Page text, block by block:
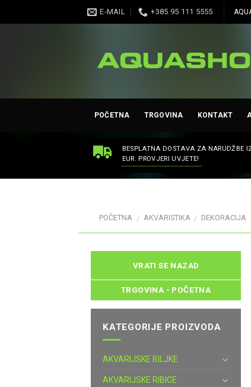
to
E-MAIL +385 95 111 5555
POČETNA TRGOVINA KONTAKT
BESPLATNA DOSTAVA ZA NARUDŽBE
EUR. PROVJERI UVJETE!
POČETNA / AKVARISTIKA / DEKORACIJA
TRGOVINA - POČETNA
KATEGORIJE PROIZVODA
AKVARIJSKE BILJKE
AKVARIJSKE RIBICE